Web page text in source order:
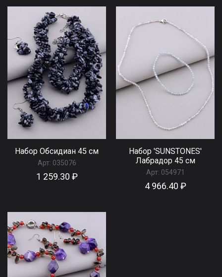
Набор Обсидиан 45 см
Арт: 035076
1 259.30 ₽
Набор 'SUNSTONES'
Лабрадор 45 см
Арт: 054971
4 966.40 ₽